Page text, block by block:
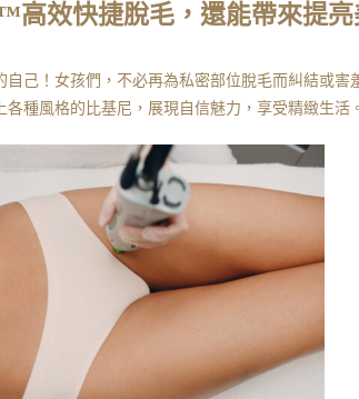
效快捷脫毛，還能帶來提亮
己！女孩們，不必再為私密部位脫毛而糾結或害
種風格的比基尼，展現自信魅力，享受精緻生活。